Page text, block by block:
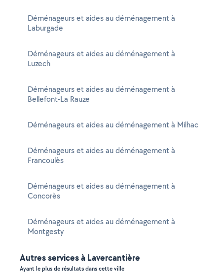
Déménageurs et aides au déménagement à
Laburgade
Déménageurs et aides au déménagement à
Luzech
Déménageurs et aides au déménagement à
Bellefont-La Rauze
Déménageurs et aides au déménagement à Milhac
Déménageurs et aides au déménagement à
Francoulès
Déménageurs et aides au déménagement à
Concorès
Déménageurs et aides au déménagement à
Montgesty
Autres services à Lavercantière
Ayant le plus de résultats dans cette ville